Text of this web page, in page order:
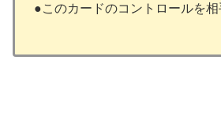
●このカードのコントロールを相